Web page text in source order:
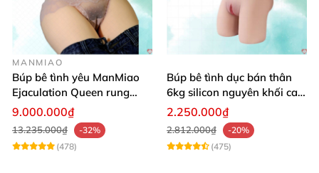
MANMIAO
Búp bê tình yêu ManMiao
Ejaculation Queen rung
cảm biến sưởi ấm phun
9.000.000₫
13.235.000₫
-32%
(478)
Búp bê tình dục bán thân
6kg silicon nguyên khối cao
cấp giá rẻ
2.250.000₫
2.812.000₫
-20%
(475)